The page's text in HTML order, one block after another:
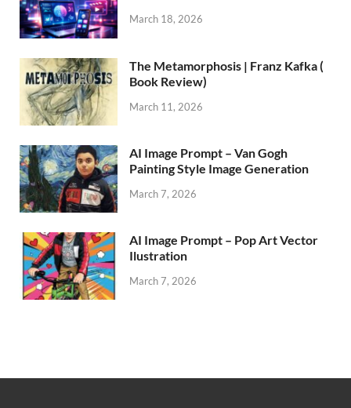
March 18, 2026
The Metamorphosis | Franz Kafka (
Book Review)
March 11, 2026
AI Image Prompt – Van Gogh
Painting Style Image Generation
March 7, 2026
AI Image Prompt – Pop Art Vector
Ilustration
March 7, 2026